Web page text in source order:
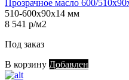
Прозрачное масло 600/
510-600х90х14 мм
8 541 р/м2
Под заказ
В корзину Добавлен